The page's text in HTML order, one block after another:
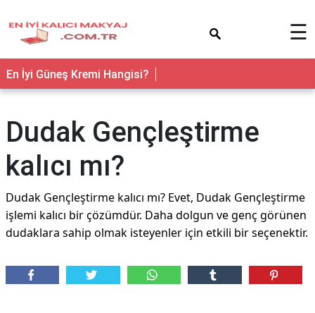
☰
En İyi Güneş Kremi Hangisi?
Dudak Gençleştirme
kalıcı mı?
Dudak Gençleştirme kalıcı mı? Evet, Dudak Gençleştirme
işlemi kalıcı bir çözümdür. Daha dolgun ve genç görünen
dudaklara sahip olmak isteyenler için etkili bir seçenektir.